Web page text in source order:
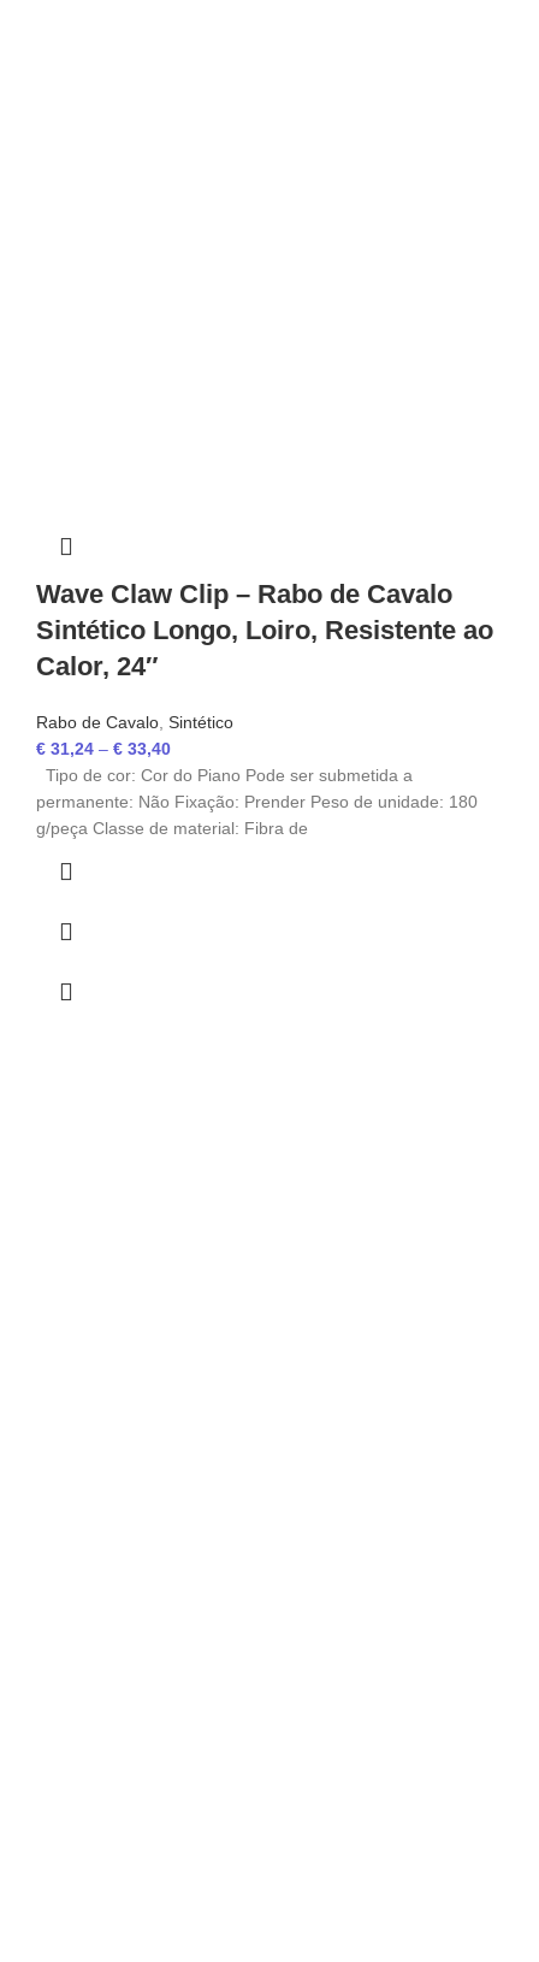
Wave Claw Clip – Rabo de Cavalo
Sintético Longo, Loiro, Resistente ao
Calor, 24″
Rabo de Cavalo, Sintético
€ 31,24 – € 33,40
Tipo de cor: Cor do Piano Pode ser submetida a
permanente: Não Fixação: Prender Peso de unidade: 180
g/peça Classe de material: Fibra de